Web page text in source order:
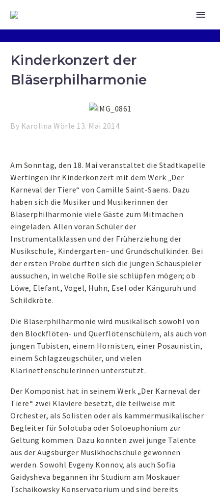
Kinderkonzert der
Bläserphilharmonie
By Karolina Wörle 13. Mai 2014
Am Sonntag, den 18. Mai veranstaltet die Stadtkapelle
Wertingen ihr Kinderkonzert mit dem Werk „Der
Karneval der Tiere“ von Camille Saint-Saens. Dazu
haben sich die Musiker und Musikerinnen der
Bläserphilharmonie viele Gäste zum Mitmachen
eingeladen. Allen voran Schüler der
Instrumentalklassen und der Früherziehung der
Musikschule, Kindergarten- und Grundschulkinder. Bei
der ersten Probe durften sich die jungen Schauspieler
aussuchen, in welche Rolle sie schlüpfen mögen; ob
Löwe, Elefant, Vogel, Huhn, Esel oder Känguruh und
Schildkröte.
Die Bläserphilharmonie wird musikalisch sowohl von
den Blockflöten- und Querflötenschülern, als auch von
jungen Tubisten, einem Hornisten, einer Posaunistin,
einem Schlagzeugschüler, und vielen
Klarinettenschülerinnen unterstützt.
Der Komponist hat in seinem Werk „Der Karneval der
Tiere“ zwei Klaviere besetzt, die teilweise mit
Orchester, als Solisten oder als kammermusikalischer
Begleiter für Solotuba oder Soloeuphonium zur
Geltung kommen. Dazu konnten zwei junge Talente
aus der Augsburger Musikhochschule gewonnen
werden. Sowohl Evgeny Konnov, als auch Sofia
Gaidysheva begannen ihr Studium am Moskauer
Tschaikowsky Konservatorium und sind bereits